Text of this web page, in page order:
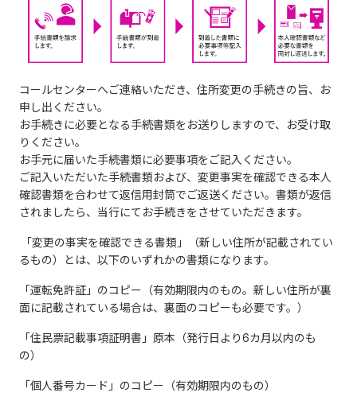
コールセンターへご連絡いただき、住所変更の手続きの旨、お
申し出ください。
お手続きに必要となる手続書類をお送りしますので、お受け取
りください。
お手元に届いた手続書類に必要事項をご記入ください。
ご記入いただいた手続書類および、変更事実を確認できる本人
確認書類を合わせて返信用封筒でご返送ください。書類が返信
されましたら、当行にてお手続きをさせていただきます。
「変更の事実を確認できる書類」（新しい住所が記載されてい
るもの）とは、以下のいずれかの書類になります。
「運転免許証」のコピー（有効期限内のもの。新しい住所が裏
面に記載されている場合は、裏面のコピーも必要です。）
「住民票記載事項証明書」原本（発行日より6カ月以内のも
の）
「個人番号カード」のコピー（有効期限内のもの）